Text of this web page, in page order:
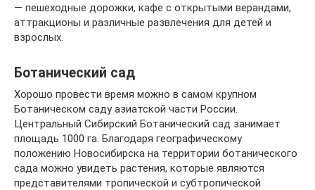
— пешеходные дорожки, кафе с открытыми верандами,
аттракционы и различные развлечения для детей и
взрослых.
Ботанический сад
Хорошо провести время можно в самом крупном
Ботаническом саду азиатской части России.
Центральный Сибирский Ботанический сад занимает
площадь 1000 га. Благодаря географическому
положению Новосибирска на территории ботанического
сада можно увидеть растения, которые являются
представителями тропической и субтропической